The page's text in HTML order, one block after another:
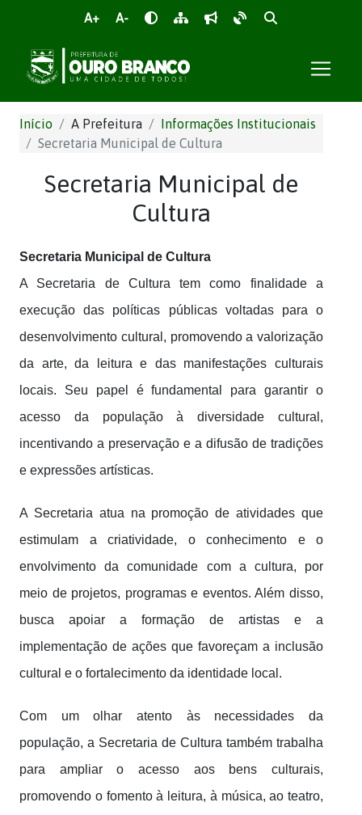
A+ A-
Início A Prefeitura
Informações Institucionais
Secretaria Municipal de Cultura
Secretaria Municipal de
Cultura
Secretaria Municipal de Cultura
A Secretaria de Cultura tem como finalidade a
execução das políticas públicas voltadas para o
desenvolvimento cultural, promovendo a valorização
da arte, da leitura e das manifestações culturais
locais. Seu papel é fundamental para garantir o
acesso da população à diversidade cultural,
incentivando a preservação e a difusão de tradições
e expressões artísticas.
A Secretaria atua na promoção de atividades que
estimulam a criatividade, o conhecimento e o
envolvimento da comunidade com a cultura, por
meio de projetos, programas e eventos. Além disso,
busca apoiar a formação de artistas e a
implementação de ações que favoreçam a inclusão
cultural e o fortalecimento da identidade local.
Com um olhar atento às necessidades da
população, a Secretaria de Cultura também trabalha
para ampliar o acesso aos bens culturais,
promovendo o fomento à leitura, à música, ao teatro,